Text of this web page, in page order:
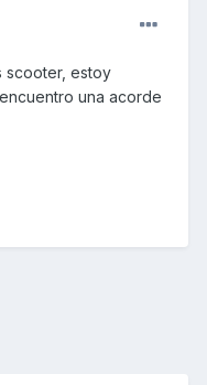
scooter, estoy
una acorde